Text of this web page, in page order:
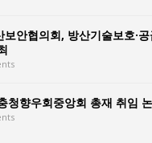
보안협의회, 방산기술보호·
청향우회중앙회 총재 취임